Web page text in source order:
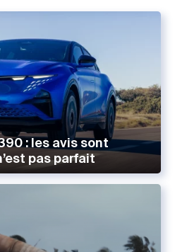
: les avis sont
pas parfait